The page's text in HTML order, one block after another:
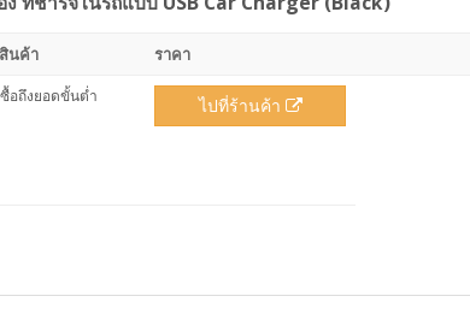
นค้า ราคา
อถึงยอดขั้นต่ำ ไปที่ร้านค้า